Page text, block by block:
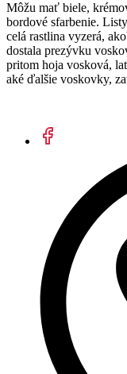
Môžu mať biele,
bordové sfarbenie.
celá rastlina vyzerá,
dostala prezývku
pritom hoja vosková,
aké ďalšie voskovky,